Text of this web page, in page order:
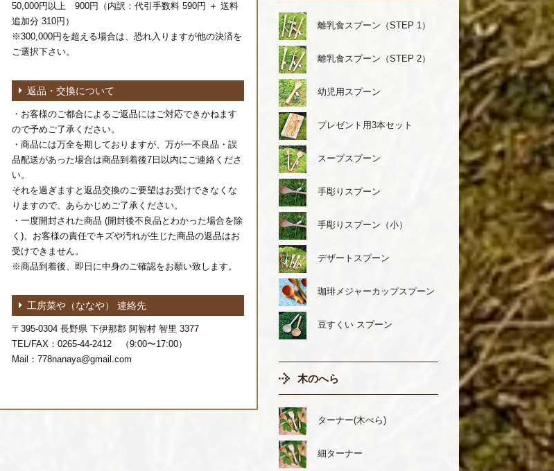
50,000円以上 900円（内訳：代引手数料 590円 ＋ 送料
追加分 310円）
※300,000円を超える場合は、恐れ入りますが他の決済を
ご選択下さい。
返品・交換について
・お客様のご都合によるご返品にはご対応できかねます
ので予めご了承ください。
・商品には万全を期しておりますが、万が一不良品・誤
品配送があった場合は商品到着後7日以内にご連絡くださ
い。
それを過ぎますと返品交換のご要望はお受けできなくな
りますので、あらかじめご了承ください。
・一度開封された商品 (開封後不良品とわかった場合を除
く)、お客様の責任でキズや汚れが生じた商品の返品はお
受けできません。
※商品到着後、即日に中身のご確認をお願い致します。
工房菜や（ななや） 連絡先
〒395-0304 長野県 下伊那郡 阿智村 智里 3377
TEL/FAX：0265-44-2412 （9:00〜17:00）
Mail：778nanaya@gmail.com
離乳食スプーン（STEP 1）
離乳食スプーン（STEP 2）
幼児用スプーン
プレゼント用3本セット
スープスプーン
手彫りスプーン
手彫りスプーン（小）
デザートスプーン
珈琲メジャーカップスプーン
豆すくい スプーン
木のへら
ターナー(木べら)
細ターナー